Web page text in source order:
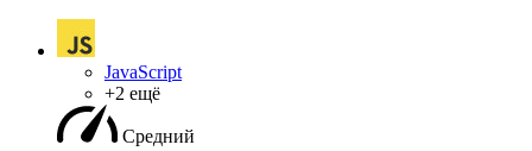
JavaScript
+2 ещё
Средний